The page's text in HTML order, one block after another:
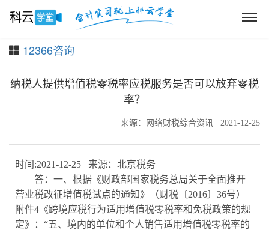
12366咨询
纳税人提供增值税零税率应税服务是否可以放弃零税
率？
来源：网络财税综合资讯 2021-12-25
时间:2021-12-25 来源：北京税务
答：一、根据《财政部国家税务总局关于全面推开
营业税改征增值税试点的通知》（财税〔2016〕36号）
附件4《跨境应税行为适用增值税零税率和免税政策的规
定》：“五、境内的单位和个人销售适用增值税零税率的